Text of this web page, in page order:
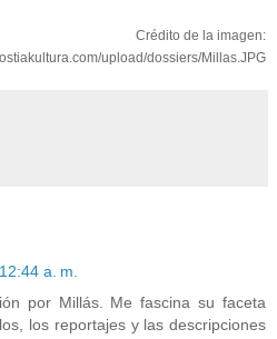
Crédito de la imagen:
upload/dossiers/Millas.JPG
12:44 a. m.
por Millás. Me fascina su faceta
los reportajes y las descripciones